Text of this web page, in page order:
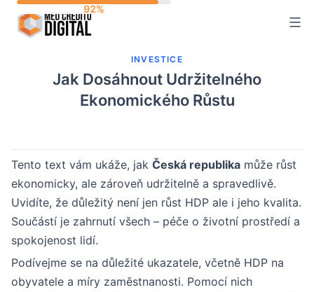
INVESTICE
Jak Dosáhnout Udržitelného
Ekonomického Růstu
Tento text vám ukáže, jak Česká republika může růst
ekonomicky, ale zároveň udržitelně a spravedlivě.
Uvidíte, že důležitý není jen růst HDP ale i jeho kvalita.
Součástí je zahrnutí všech – péče o životní prostředí a
spokojenost lidí.
Podívejme se na důležité ukazatele, včetně HDP na
obyvatele a míry zaměstnanosti. Pomocí nich